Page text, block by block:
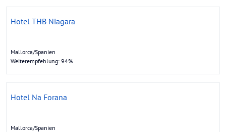
Hotel THB Niagara
Mallorca/Spanien
Weiterempfehlung: 94%
Hotel Na Forana
Mallorca/Spanien